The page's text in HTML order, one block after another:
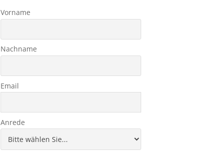
Vorname
Nachname
Email
Anrede